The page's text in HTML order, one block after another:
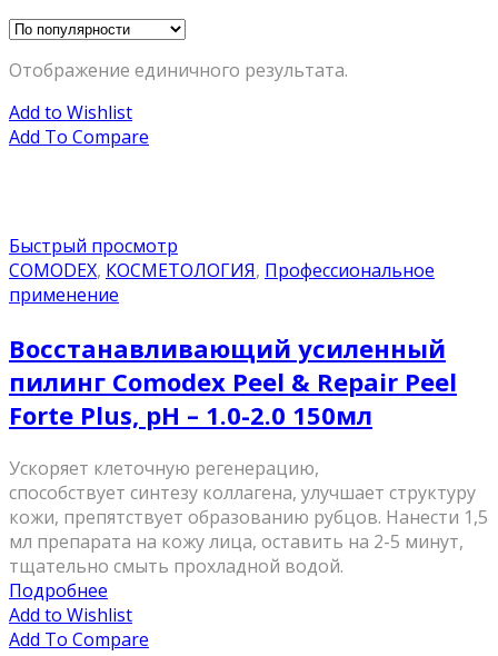
Отображение единичного результата.
Add to Wishlist
Add To Compare
Быстрый просмотр
COMODEX, КОСМЕТОЛОГИЯ, Профессиональное
применение
Восстанавливающий усиленный
пилинг Comodex Peel & Repair Peel
Forte Plus, pH – 1.0-2.0 150мл
Ускоряет клеточную регенерацию,
способствует синтезу коллагена, улучшает структуру
кожи, препятствует образованию рубцов. Нанести 1,5
мл препарата на кожу лица, оставить на 2-5 минут,
тщательно смыть прохладной водой.
Подробнее
Add to Wishlist
Add To Compare